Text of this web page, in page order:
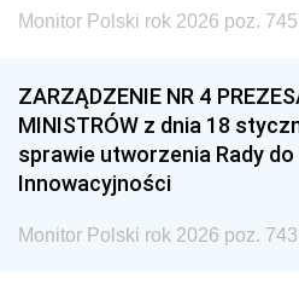
Monitor Polski rok 2026 poz. 745
ZARZĄDZENIE NR 4
MINISTRÓW z dnia 18
sprawie utworzenia Rady
Innowacyjności
Monitor Polski rok 2026 poz. 743